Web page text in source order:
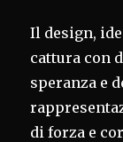
Il design,
cattura con
speranza e
di forza e